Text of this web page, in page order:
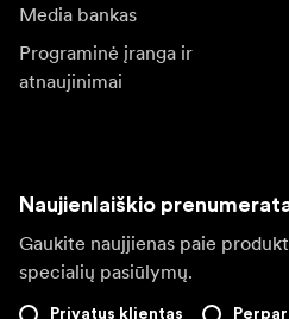
Media bankas
Programinė įranga ir
atnaujinimai
Naujienlaiškio
Gaukite naujjienas paie
specialių pasiūlymų.
Privatus klientas